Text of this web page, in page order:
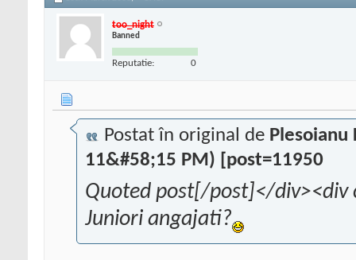
too_night
Banned
Reputatie: 0
Postat în original de
11&#58;15 PM) [post=11950
Quoted post[/post]</div><div
Juniori angajati?